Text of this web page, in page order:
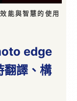
與智慧的使用
edge
譯、構